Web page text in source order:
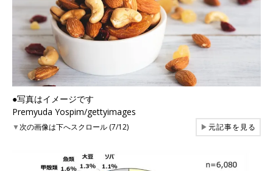
●写真はイメージです
Premyuda Yospim/gettyimages
▼次の画像は下へスクロール (7/12) ▶元記事を見る